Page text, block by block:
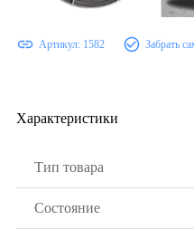
Артикул: 1582 Забрать
Характеристики
Тип товара
Состояние